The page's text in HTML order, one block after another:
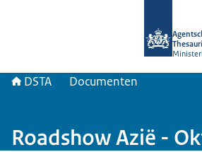
DSTA Documenten
Roadshow Azië -